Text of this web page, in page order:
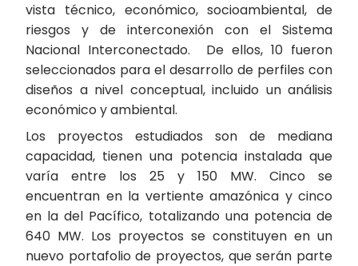
vista técnico, económico, socioambiental, de
riesgos y de interconexión con el Sistema
Nacional Interconectado. De ellos, 10 fueron
seleccionados para el desarrollo de perfiles con
diseños a nivel conceptual, incluido un análisis
económico y ambiental.
Los proyectos estudiados son de mediana
capacidad, tienen una potencia instalada que
varía entre los 25 y 150 MW. Cinco se
encuentran en la vertiente amazónica y cinco
en la del Pacífico, totalizando una potencia de
640 MW. Los proyectos se constituyen en un
nuevo portafolio de proyectos, que serán parte